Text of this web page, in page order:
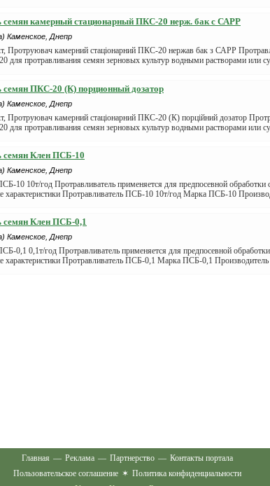
семян камерный стационарный ПКС-20 нерж. бак с САРР
Каменское, Днепр
Протруювач камерний стаціонарний ПКС-20 нержав бак з САРР
для протравливания семян зерновых культур водными растворами или
семян ПКС-20 (К) порционный дозатор
Каменское, Днепр
Протруювач камерний стаціонарний ПКС-20 (К) порційний дозатор
для протравливания семян зерновых культур водными растворами или
семян Клен ПСБ-10
Каменское, Днепр
10 10т/год Протравливатель применяется для предпосевной обработки
характеристики Протравливатель ПСБ-10 10т/год Марка ПСБ-10
семян Клен ПСБ-0,1
Каменское, Днепр
0,1 0,1т/год Протравливатель применяется для предпосевной
характеристики Протравливатель ПСБ-0,1 Марка ПСБ-0,1
Главная — Реклама — Партнерство — Контакты портала
Пользовательское соглашение ✶ Политика конфиденциальности